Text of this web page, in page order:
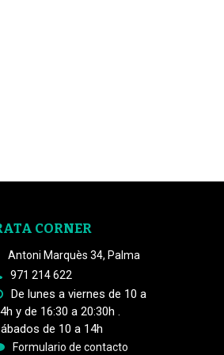
CORNER
Antoni Marquès 34, Palma
971 214 622
De lunes a viernes de 10 a
y de 16:30 a 20:30h .
de 10 a 14h
Formulario de contacto